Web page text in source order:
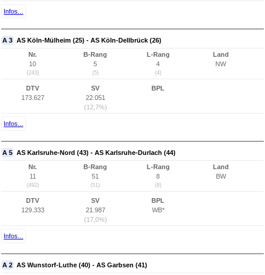
Infos...
A 3 AS Köln-Mülheim (25) - AS Köln-Dellbrück (26)
Nr.
10
(243)
B-Rang
5
(5)
L-Rang
4
(4)
Land
NW
DTV
173.627
SV
22.051
(12,7%)
BPL
Infos...
A 5 AS Karlsruhe-Nord (43) - AS Karlsruhe-Durlach (44)
Nr.
11
(492)
B-Rang
51
(51)
L-Rang
8
(8)
Land
BW
DTV
129.333
SV
21.987
(17,0%)
BPL
WB*
Infos...
A 2 AS Wunstorf-Luthe (40) - AS Garbsen (41)